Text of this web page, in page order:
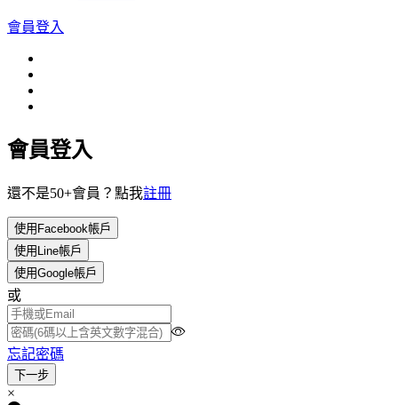
會員登入
會員登入
還不是50+會員？點我註冊
使用Facebook帳戶
使用Line帳戶
使用Google帳戶
或
忘記密碼
×